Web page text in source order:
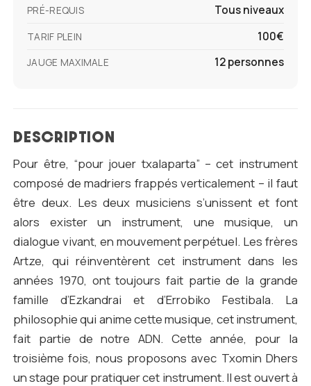
PRÉ-REQUIS Tous niveaux
TARIF PLEIN 100€
JAUGE MAXIMALE 12 personnes
DESCRIPTION
Pour être, “pour jouer txalaparta” – cet instrument
composé de madriers frappés verticalement – il faut
être deux. Les deux musiciens s’unissent et font
alors exister un instrument, une musique, un
dialogue vivant, en mouvement perpétuel. Les frères
Artze, qui réinventèrent cet instrument dans les
années 1970, ont toujours fait partie de la grande
famille d’Ezkandrai et d’Errobiko Festibala. La
philosophie qui anime cette musique, cet instrument,
fait partie de notre ADN. Cette année, pour la
troisième fois, nous proposons avec Txomin Dhers
un stage pour pratiquer cet instrument. Il est ouvert à